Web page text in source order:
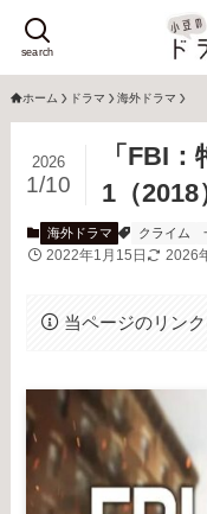
search
ホーム ドラマ 海外ドラマ
「FBI
1（
2026
1/10
海外ドラマ クライム
2022年1月15日 2026
当ページのリン